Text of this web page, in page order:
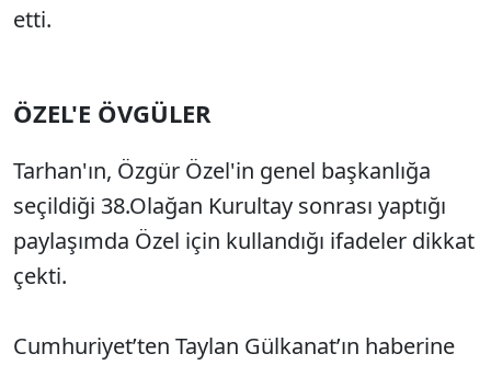
etti.
ÖZEL'E ÖVGÜLER
Tarhan'ın, Özgür Özel'in genel başkanlığa
seçildiği 38.Olağan Kurultay sonrası yaptığı
paylaşımda Özel için kullandığı ifadeler dikkat
çekti.
Cumhuriyet’ten Taylan Gülkanat’ın haberine